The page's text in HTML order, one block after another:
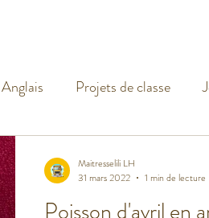
Anglais Projets de classe
Poisson d'avril en
Maitresselili LH
31 mars 2022
1 min de lecture